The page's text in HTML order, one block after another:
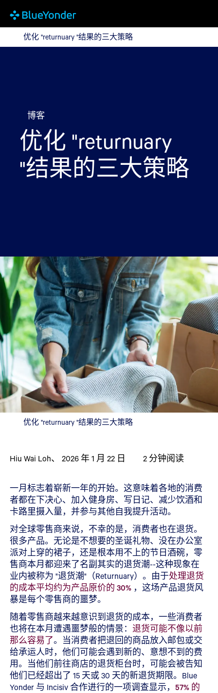
优化 "returnuary "结果的三大策略
优化 "returnuary "结果的三大策略
博客
优化 "returnuary
"结果的三大策略
优化 "returnuary "结果的三大策略
Hiu Wai Loh、 2026 年 1 月 22 日 2 分钟阅读
一月标志着崭新一年的开始。这意味着各地的消费
者都在下决心、加入健身房、写日记、减少饮酒和
卡路里摄入量，并参与其他自我提升活动。
对全球零售商来说，不幸的是，消费者也在退货。
很多产品。无论是不想要的圣诞礼物、没在办公室
派对上穿的裙子，还是根本用不上的节日酒碗，零
售商本月都迎来了名副其实的退货潮--这种现象在
业内被称为 "退货潮"（Returnuary）。由于处理退货
的成本平均约为产品原价的 30% ，这场产品退货风
暴是每个零售商的噩梦。
随着零售商越来越意识到退货的成本，一些消费者
也将在本月遭遇噩梦般的情景： 退货可能不像以前
那么容易了。当消费者把退回的商品放入邮包或交
给承运人时，他们可能会遇到新的、意想不到的费
用。当他们前往商店的退货柜台时，可能会被告知
他们已经超出了 15 天或 30 天的新退货期限。Blue
Yonder 与 Incisiv 合作进行的一项调查显示， 57% 的